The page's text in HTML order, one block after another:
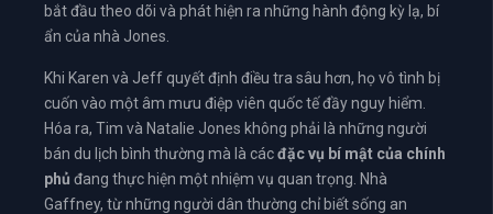
bắt đầu theo dõi và phát hiện ra những hành động kỳ lạ, bí
ẩn của nhà Jones.
Khi Karen và Jeff quyết định điều tra sâu hơn, họ vô tình bị
cuốn vào một âm mưu điệp viên quốc tế đầy nguy hiểm.
Hóa ra, Tim và Natalie Jones không phải là những người
bán du lịch bình thường mà là cácđặc vụ bí mật của chính
phủ đang thực hiện một nhiệm vụ quan trọng. Nhà
Gaffney, từ những người dân thường chỉ biết sống an